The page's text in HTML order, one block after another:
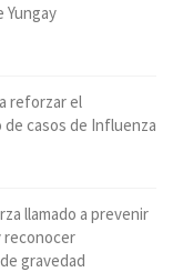
Yungay
reforzar el
casos de Influenza
llamado a prevenir
reconocer
gravedad